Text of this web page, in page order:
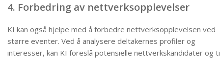
4. Forbedring av nettverksopplevelser
KI kan også hjelpe med å forbedre nettverksopplevelsen ved
større eventer. Ved å analysere deltakernes profiler og
interesser, kan KI foreslå potensielle nettverkskandidater og